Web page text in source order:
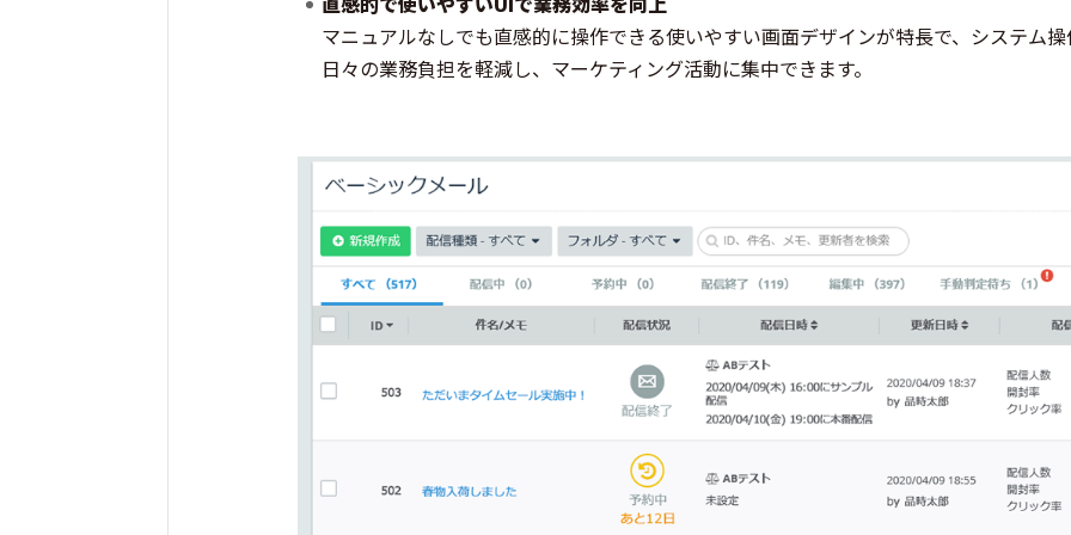
マニュアルなしでも直感的に操作できる使いやすい画面デザインが特長で、システム
日々の業務負担を軽減し、マーケティング活動に集中できます。